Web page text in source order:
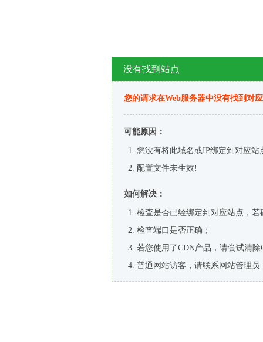
没有找到站点
您的请求在Web服务器中没有找到对
可能原因：
您没有将此域名或IP绑定到对应站
配置文件未生效!
如何解决：
检查是否已经绑定到对应站点，
检查端口是否正确；
若您使用了CDN产品，请尝试清除
普通网站访客，请联系网站管理员